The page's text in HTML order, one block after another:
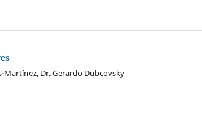
Martínez, Dr. Gerardo Dubcovsky